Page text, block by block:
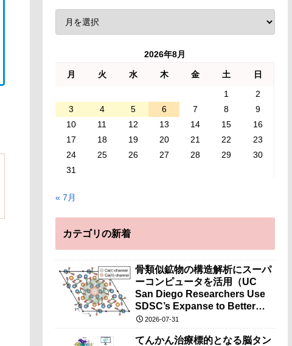
2026年8月
月 火 水 木 金 土
日
1
2
3
4 5 6 7 8
9
10
11 12 13 14 15
16
17
18 19 20 21 22
23
24
25 26 27 28 29
30
31
« 7月
カテゴリの新着
骨類似鉱物の構造解析にスーパ
ーコンピュータを活用（UC
San Diego Researchers Use
SDSC’s Expanse to Better
Understand Bone-Like
2026-07-31
てんかん治療標的となる脳タン